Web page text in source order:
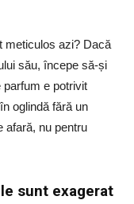
meticulos azi? Dacă
său, începe să-și
parfum e potrivit
oglindă fără un
afară, nu pentru
sunt exagerat